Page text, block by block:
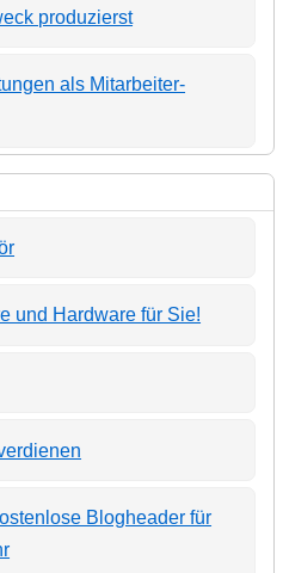
produzierst
als Mitarbeiter-
und Hardware für Sie!
Blogheader für